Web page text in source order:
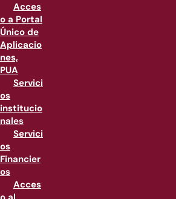
Acces
o a Portal
Único de
Aplicacio
nes,
PUA
Servici
os
institucio
nales
Servici
os
Financier
os
Acces